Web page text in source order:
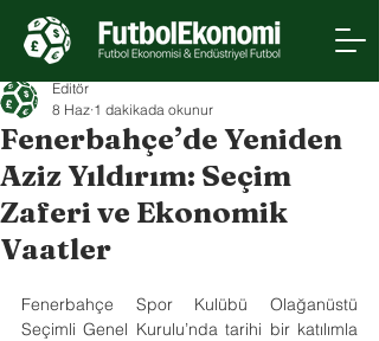
Fenerbahçe’de Yeniden
Aziz Yıldırım: Seçim
Zaferi ve Ekonomik
Vaatler
Editör
8 Haz 1 dakikada okunur
Fenerbahçe Spor Kulübü Olağanüstü
Seçimli Genel Kurulu’nda tarihi bir katılımla